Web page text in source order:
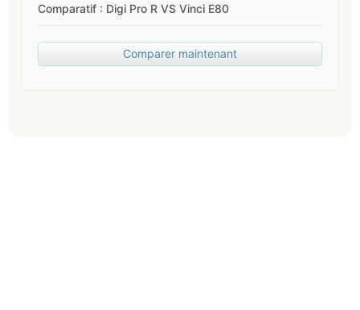
Comparatif : Digi Pro R VS Vinci E80
Comparer maintenant